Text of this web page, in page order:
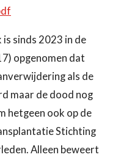
is sinds 2023 in de
opgenomen dat
als de
maar de dood nog
hetgeen ook op de
Stichting
Alleen beweert